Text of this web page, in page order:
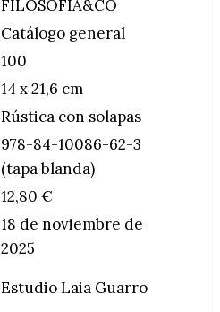
FILOSOFÍA&CO
Catálogo general
100
14 x 21,6 cm
Rústica con solapas
978-84-10086-62-3
(tapa blanda)
12,80 €
18 de noviembre de
2025
Estudio Laia Guarro